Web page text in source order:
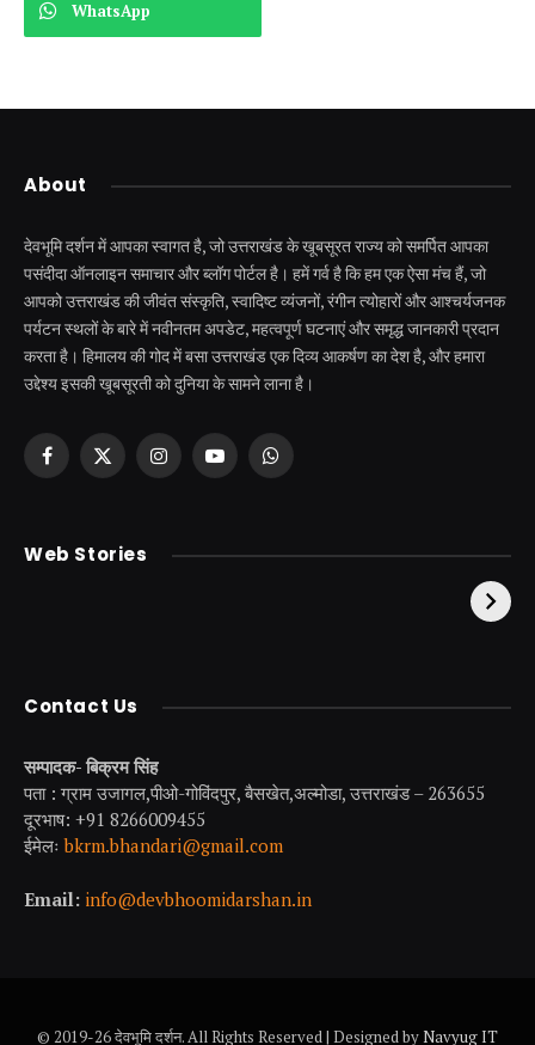
WhatsApp
About
देवभूमि दर्शन में आपका स्वागत है, जो उत्तराखंड के खूबसूरत राज्य को समर्पित आपका
पसंदीदा ऑनलाइन समाचार और ब्लॉग पोर्टल है। हमें गर्व है कि हम एक ऐसा मंच हैं, जो
आपको उत्तराखंड की जीवंत संस्कृति, स्वादिष्ट व्यंजनों, रंगीन त्योहारों और आश्चर्यजनक
पर्यटन स्थलों के बारे में नवीनतम अपडेट, महत्वपूर्ण घटनाएं और समृद्ध जानकारी प्रदान
करता है। हिमालय की गोद में बसा उत्तराखंड एक दिव्य आकर्षण का देश है, और हमारा
उद्देश्य इसकी खूबसूरती को दुनिया के सामने लाना है।
Facebook
X
InstagramYouTubeWhatsApp
Web Stories
केदारनाथ से पहले होती है
उत्तराखंड की एक ऐसी
Contact Us
सम्पादक- बिक्रम सिंह
पता : ग्राम उजागल,पीओ-गोविंदपुर, बैसखेत,अल्मोडा, उत्तराखंड – 263655
दूरभाष: +91 8266009455
ईमेलःbkrm.bhandari@gmail.com
Email: info@devbhoomidarshan.in
© 2019-26 देवभूमि दर्शन. All Rights Reserved | Designed byNavyug IT